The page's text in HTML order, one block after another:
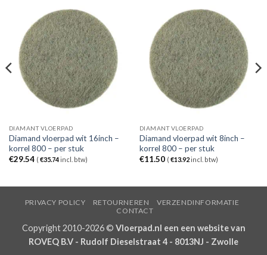
DIAMANT VLOERPAD
Diamand vloerpad wit 16inch –
korrel 800 – per stuk
€29.54 ( €35.74incl. btw)
DIAMANT VLOERPAD
Diamand vloerpad wit 8inch –
korrel 800 – per stuk
€11.50 ( €13.92incl. btw)
PRIVACY POLICY RETOURNEREN
VERZENDINFORMATIE
CONTACT
Copyright 2010-2026 © Vloerpad.nl een een website van
ROVEQ B.V - Rudolf Dieselstraat 4 - 8013NJ - Zwolle